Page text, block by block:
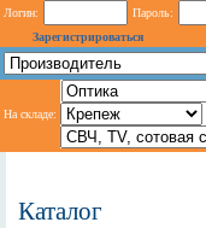
Логин:
Пароль:
Зарегистрироваться
На складе:
Каталог